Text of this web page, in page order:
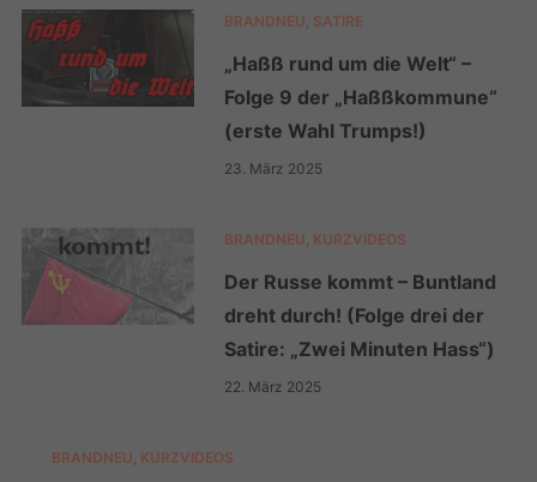
BRANDNEU SATIRE
„Haßß rund um die Welt“ –
Folge 9 der „Haßßkommune“
(erste Wahl Trumps!)
23. März 2025
BRANDNEU KURZVIDEOS
Der Russe kommt – Buntland
dreht durch! (Folge drei der
Satire: „Zwei Minuten Hass“)
22. März 2025
BRANDNEU KURZVIDEOS